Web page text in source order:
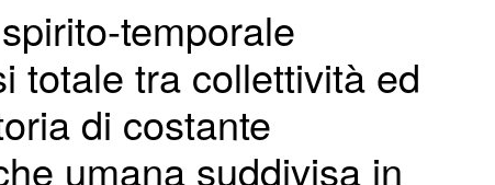
temporale
totale tra collettività ed
di costante
umana suddivisa in